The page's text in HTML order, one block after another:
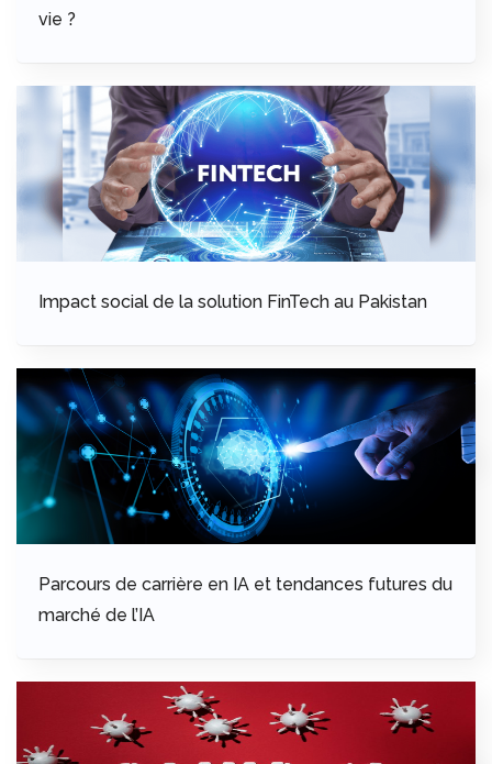
vie ?
Impact social de la solution FinTech au Pakistan
Parcours de carrière en IA et tendances futures du
marché de l’IA